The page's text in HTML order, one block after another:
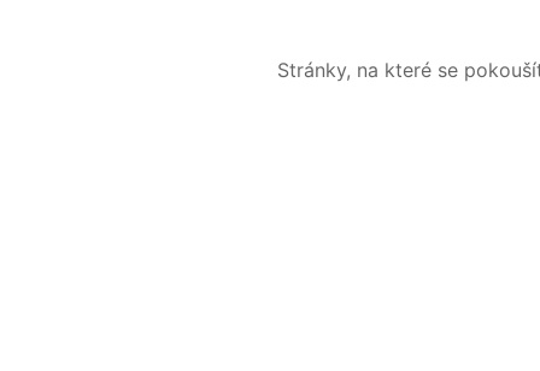
Stránky, na které se